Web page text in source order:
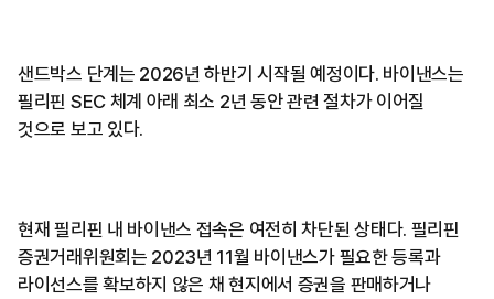
샌드박스 단계는 2026년 하반기 시작될 예정이다. 바이낸스는
필리핀 SEC 체계 아래 최소 2년 동안 관련 절차가 이어질
것으로 보고 있다.
현재 필리핀 내 바이낸스 접속은 여전히 차단된 상태다. 필리핀
증권거래위원회는 2023년 11월 바이낸스가 필요한 등록과
라이선스를 확보하지 않은 채 현지에서 증권을 판매하거나